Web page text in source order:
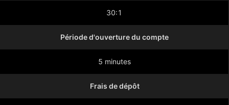
30:1
Période d'ouverture du compte
5 minutes
Frais de dépôt